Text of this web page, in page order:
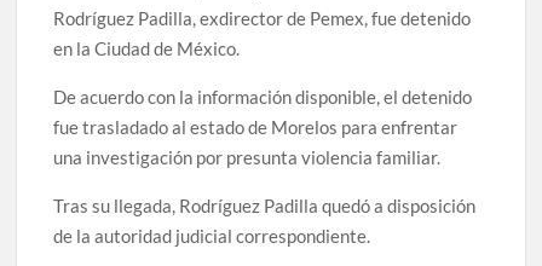
Rodríguez Padilla, exdirector de Pemex, fue detenido
en la Ciudad de México.
De acuerdo con la información disponible, el detenido
fue trasladado al estado de Morelos para enfrentar
una investigación por presunta violencia familiar.
Tras su llegada, Rodríguez Padilla quedó a disposición
de la autoridad judicial correspondiente.